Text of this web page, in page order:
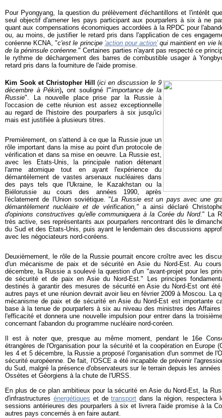
Pour Pyongyang, la question du prélèvement d'échantillons et l'intérêt
seul objectif d'amener les pays participant aux pourparlers à six à ne
quant aux compensations économiques accordées à la RPDC pour
ou, au moins, de justifier le retard pris dans l'application de ces
coréenne KCNA, "c'est le principe 'action pour action' qui maintient en vie
de la péninsule coréenne." Certaines parties n'ayant pas respecté ce
le rythme de déchargement des barres de combustible usager à
retard pris dans la fourniture de l'aide promise.
Kim Sook et Christopher Hill (ici en discussion le 9
décembre à Pékin), ont souligné l'"importance de la
Russie". La nouvelle place prise par la Russie à
l'occasion de cette réunion est assez exceptionnelle
au regard de l'histoire des pourparlers à six jusqu'ici
mais est justifiée à plusieurs titres.
Premièrement, on s'attend à ce que la Russie joue un
rôle important dans la mise au point d'un protocole de
vérification et dans sa mise en oeuvre. La Russie est,
avec les Etats-Unis, la principale nation détenant
l'arme atomique tout en ayant l'expérience du
démantèlement de vastes arsenaux nucléaires dans
des pays tels que l'Ukraine, le Kazakhstan ou la
Biélorussie au cours des années 1990, après
l'éclatement de l'Union soviétique. "La Russie est un pays avec une
démantèlement nucléaire et de vérification," a ainsi déclaré
d'opinions constructives qu'elle communiquera à la Corée du Nord." La
très active, ses représentants aux pourparlers rencontrant dès le
du Sud et des Etats-Unis, puis ayant le lendemain des discussions
avec les négociateurs nord-coréens.
Deuxièmement, le rôle de la Russie pourrait encore croître avec les
d'un mécanisme de paix et de sécurité en Asie du Nord-Est. Au
décembre, la Russie a soulevé la question d'un "avant-projet pour les
de sécurité et de paix en Asie du Nord-Est." Les principes
destinés à garantir des mesures de sécurité en Asie du Nord-Est ont
autres pays et une réunion devrait avoir lieu en février 2009 à Moscou. La
mécanisme de paix et de sécurité en Asie du Nord-Est est importante
base à la tenue de pourparlers à six au niveau des ministres des
l'efficacité et donnera une nouvelle impulsion pour entrer dans la
concernant l'abandon du programme nucléaire nord-coréen.
Il est à noter que, presque au même moment, pendant le 16e
étrangères de l'Organisation pour la sécurité et la coopération en Europe
les 4 et 5 décembre, la Russie a proposé l'organisation d'un sommet de
sécurité européenne. De fait, l'OSCE a été incapable de prévenir
du Sud, malgré la présence d'observateurs sur le terrain depuis les
Ossètes et Géorgiens à la chute de l'URSS.
En plus de ce plan ambitieux pour la sécurité en Asie du Nord-Est, la
d'infrastructures énergétiques et de transport dans la région, respectera
sessions antérieures des pourparlers à six et livrera l'aide promise à la
autres pays concernés à en faire autant.